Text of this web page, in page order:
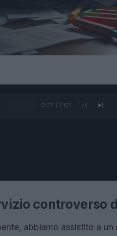
0:28 / 2:02 1 /4
controverso
abbiamo assistito a